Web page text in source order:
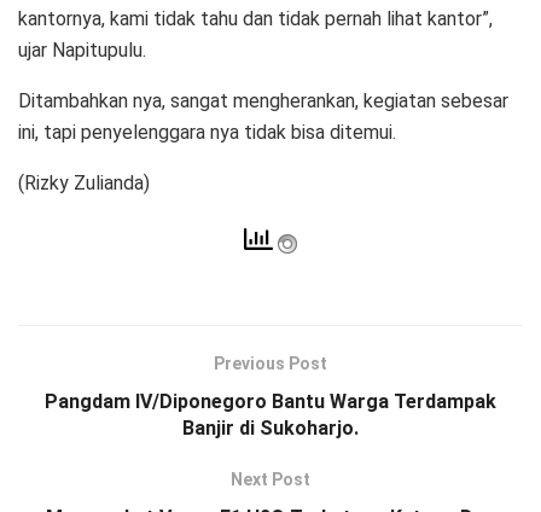
kantornya, kami tidak tahu dan tidak pernah lihat kantor”,
ujar Napitupulu.
Ditambahkan nya, sangat mengherankan, kegiatan sebesar
ini, tapi penyelenggara nya tidak bisa ditemui.
(Rizky Zulianda)
Previous Post
Pangdam IV/Diponegoro Bantu Warga Terdampak
Banjir di Sukoharjo.
Next Post